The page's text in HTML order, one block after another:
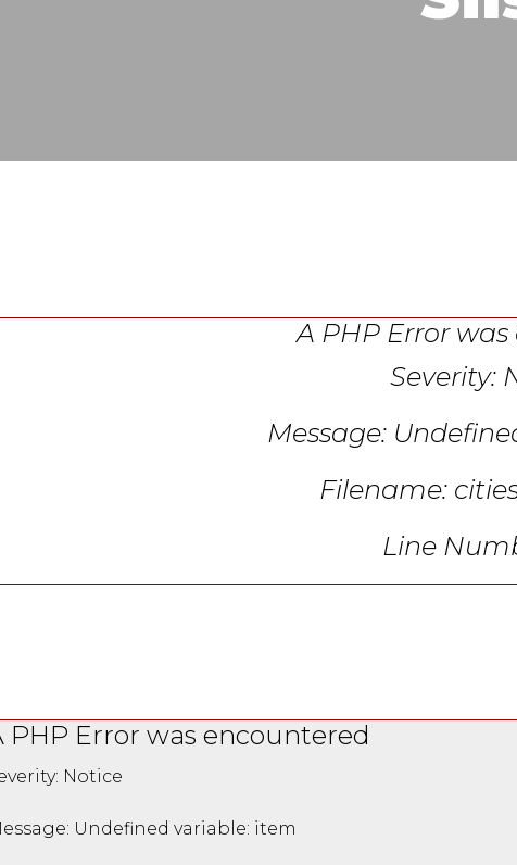
A PHP Error
Severity:
Message:
Filename:
Line
PHP Error was encountered
Notice
Undefined variable: item